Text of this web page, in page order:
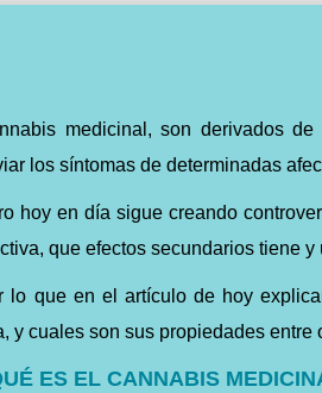
medicinal, son derivados
los síntomas de determinadas
hoy en día sigue creando
que efectos secundarios tiene y
lo que en el artículo de hoy
y cuales son sus propiedades entre
ES EL CANNABIS